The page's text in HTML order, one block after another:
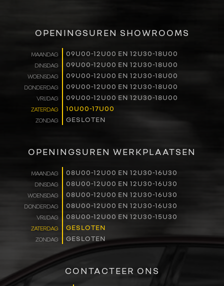
RENAULT PRO+
NAVERKOOP
VERHUUR
NIEUWS
OVER ONS
WERKEN BIJ
CONTACT
OPENINGSUREN SHOWROOMS
MAANDAG 09U00-12U00 EN 12U30-18U00
DINSDAG 09U00-12U00 EN 12U30-18U00
WOENSDAG 09U00-12U00 EN 12U30-18U00
DONDERDAG 09U00-12U00 EN 12U30-18U00
VRIJDAG 09U00-12U00 EN 12U30-18U00
ZATERDAG 10U00-17U00
ZONDAG GESLOTEN
OPENINGSUREN WERKPLAATSEN
MAANDAG 08U00-12U00 EN 12U30-16U30
DINSDAG 08U00-12U00 EN 12U30-16U30
WOENSDAG 08U00-12U00 EN 12U30-16U30
DONDERDAG 08U00-12U00 EN 12U30-16U30
VRIJDAG 08U00-12U00 EN 12U30-15U30
ZATERDAG GESLOTEN
ZONDAG GESLOTEN
CONTACTEER ONS